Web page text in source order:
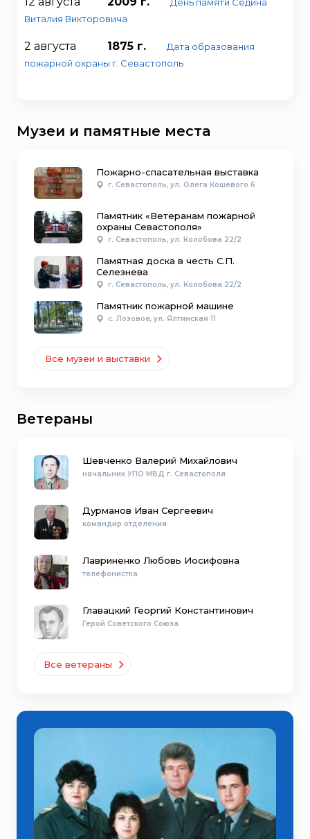
Виталия Викторовича
2 августа 1875 г.
Дата образования
пожарной охраны г. Севастополь
Музеи и памятные места
Пожарно-спасательная выставка
г. Севастополь, ул. Олега Кошевого 6
Памятник «Ветеранам пожарной
охраны Севастополя»
г. Севастополь, ул. Колобова 22/2
Памятная доска в честь С.П.
Селезнева
г. Севастополь, ул. Колобова 22/2
Памятник пожарной машине
с. Лозовое, ул. Ялтинская 11
Все музеи и выставки
Ветераны
Шевченко Валерий Михайлович
начальник УПО МВД г. Севастополя
Дурманов Иван Сергеевич
командир отделения
Лавриненко Любовь Иосифовна
телефонистка
Главацкий Георгий Константинович
Герой Советского Союза
Все ветераны